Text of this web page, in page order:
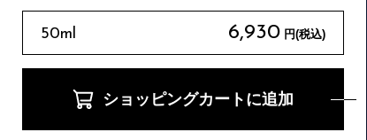
50ml 6,930 円(税込)
ショッピングカートに追加